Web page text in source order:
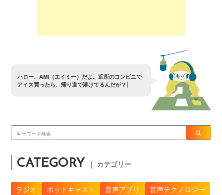
ハロー、 AMI（エイ ミ ー） だよ 。 近所のコンビニで
アイス買った ら、 帰り道で溶けてるんだが？
CATEGORY ｜ カテゴリー
ラジオ ポッドキャスト 音声アプリ
音声テクノロジー